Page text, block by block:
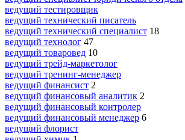
ведущий тестировщик
ведущий технический писатель
ведущий технический специалист 18
ведущий технолог 47
ведущий товаровед 10
ведущий трейд-маркетолог
ведущий тренинг-менеджер
ведущий финансист 2
ведущий финансовый аналитик 2
ведущий финансовый контролер
ведущий финансовый менеджер 6
ведущий флорист